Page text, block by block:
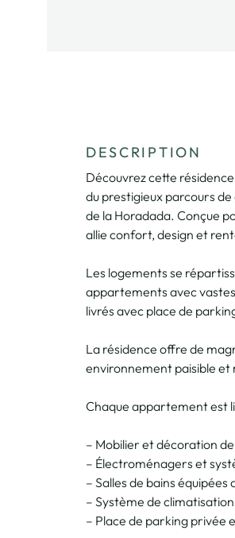
DESCRIPTION
Découvrez cette
du prestigieux parcours
de la Horadada. Conçue
allie confort, design et
Les logements se
appartements avec
livrés avec place de
La résidence offre de
environnement paisible et
Chaque appartement est
– Mobilier et décoration
– Électroménagers et
– Salles de bains
– Système de
– Place de parking privée